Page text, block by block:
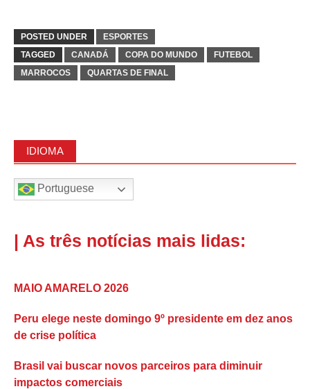
POSTED UNDER
ESPORTES
TAGGED
CANADÁ COPA DO MUNDO
FUTEBOL
MARROCOS
QUARTAS DE FINAL
IDIOMA
Portuguese
| As três notícias mais lidas:
MAIO AMARELO 2026
Peru elege neste domingo 9º presidente em dez anos
de crise política
Brasil vai buscar novos parceiros para diminuir
impactos comerciais